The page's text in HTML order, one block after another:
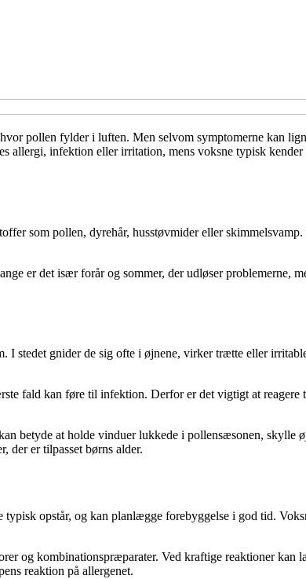
pollen fylder i luften. Men selvom symptomerne kan
infektion eller irritation, mens voksne typisk
som pollen, dyrehår, husstøvmider eller
er det især forår og sommer, der udløser problemerne,
stedet gnider de sig ofte i øjnene, virker trætte eller
fald kan føre til infektion. Derfor er det vigtigt at reagere
betyde at holde vinduer lukkede i pollensæsonen, skylle
der er tilpasset børns alder.
opstår, og kan planlægge forebyggelse i god tid.
og kombinationspræparater. Ved kraftige reaktioner
reaktion på allergenet.